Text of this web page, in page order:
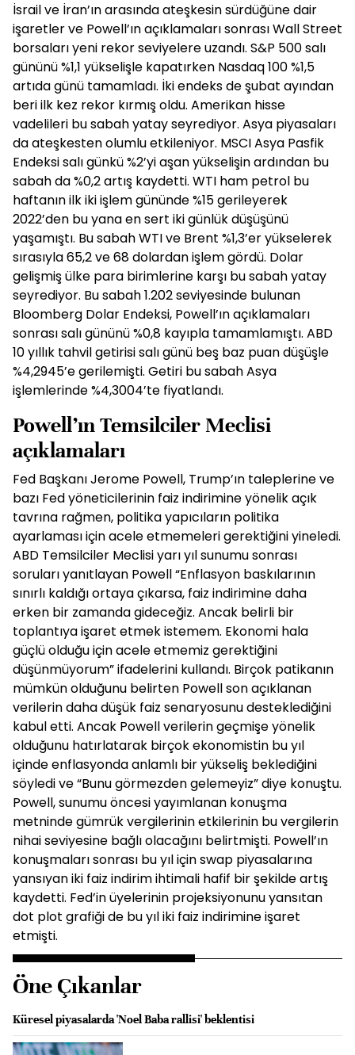
İsrail ve İran’ın arasında ateşkesin sürdüğüne dair
işaretler ve Powell’ın açıklamaları sonrası Wall Street
borsaları yeni rekor seviyelere uzandı. S&P 500 salı
gününü %1,1 yükselişle kapatırken Nasdaq 100 %1,5
artıda günü tamamladı. İki endeks de şubat ayından
beri ilk kez rekor kırmış oldu. Amerikan hisse
vadelileri bu sabah yatay seyrediyor. Asya piyasaları
da ateşkesten olumlu etkileniyor. MSCI Asya Pasfik
Endeksi salı günkü %2’yi aşan yükselişin ardından bu
sabah da %0,2 artış kaydetti. WTI ham petrol bu
haftanın ilk iki işlem gününde %15 gerileyerek
2022’den bu yana en sert iki günlük düşüşünü
yaşamıştı. Bu sabah WTI ve Brent %1,3’er yükselerek
sırasıyla 65,2 ve 68 dolardan işlem gördü. Dolar
gelişmiş ülke para birimlerine karşı bu sabah yatay
seyrediyor. Bu sabah 1.202 seviyesinde bulunan
Bloomberg Dolar Endeksi, Powell’ın açıklamaları
sonrası salı gününü %0,8 kayıpla tamamlamıştı. ABD
10 yıllık tahvil getirisi salı günü beş baz puan düşüşle
%4,2945’e gerilemişti. Getiri bu sabah Asya
işlemlerinde %4,3004’te fiyatlandı.
Powell’ın Temsilciler Meclisi
açıklamaları
Fed Başkanı Jerome Powell, Trump’ın taleplerine ve
bazı Fed yöneticilerinin faiz indirimine yönelik açık
tavrına rağmen, politika yapıcıların politika
ayarlaması için acele etmemeleri gerektiğini yineledi.
ABD Temsilciler Meclisi yarı yıl sunumu sonrası
soruları yanıtlayan Powell “Enflasyon baskılarının
sınırlı kaldığı ortaya çıkarsa, faiz indirimine daha
erken bir zamanda gideceğiz. Ancak belirli bir
toplantıya işaret etmek istemem. Ekonomi hala
güçlü olduğu için acele etmemiz gerektiğini
düşünmüyorum” ifadelerini kullandı. Birçok patikanın
mümkün olduğunu belirten Powell son açıklanan
verilerin daha düşük faiz senaryosunu desteklediğini
kabul etti. Ancak Powell verilerin geçmişe yönelik
olduğunu hatırlatarak birçok ekonomistin bu yıl
içinde enflasyonda anlamlı bir yükseliş beklediğini
söyledi ve “Bunu görmezden gelemeyiz” diye konuştu.
Powell, sunumu öncesi yayımlanan konuşma
metninde gümrük vergilerinin etkilerinin bu vergilerin
nihai seviyesine bağlı olacağını belirtmişti. Powell’ın
konuşmaları sonrası bu yıl için swap piyasalarına
yansıyan iki faiz indirim ihtimali hafif bir şekilde artış
kaydetti. Fed’in üyelerinin projeksiyonunu yansıtan
dot plot grafiği de bu yıl iki faiz indirimine işaret
etmişti.
Öne Çıkanlar
Küresel piyasalarda 'Noel Baba rallisi' beklentisi